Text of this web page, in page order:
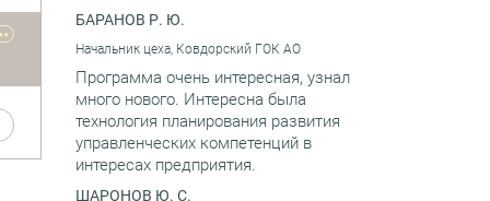
БАРАНОВ Р. Ю.
Начальник цеха, Ковдорский ГОК АО
Программа очень интересная, узнал
много нового. Интересна была
технология планирования развития
управленческих компетенций в
интересах предприятия.
ШАРОНОВ Ю. С.